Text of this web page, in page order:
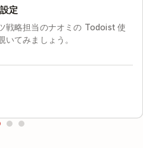
定
戦略担当のナオミの Todoist 使
いてみましょう。